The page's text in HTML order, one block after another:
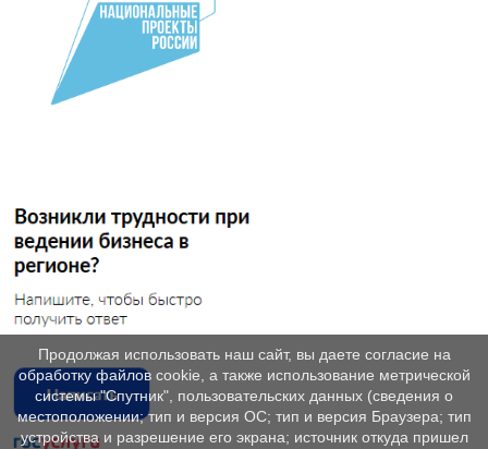
Продолжая использовать наш сайт, вы даете согласие на
обработку файлов cookie, а также использование метрической
системы "Спутник", пользовательских данных (сведения о
местоположении; тип и версия ОС; тип и версия Браузера; тип
устройства и разрешение его экрана; источник откуда пришел